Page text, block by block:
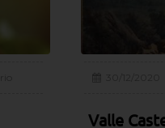
Valle